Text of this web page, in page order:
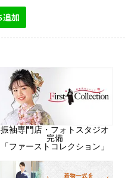
振袖専門店・フォトスタジオ
完備
「ファーストコレクション」